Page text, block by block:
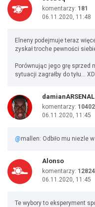
komentarzy: 181
06.11.2020, 11:48
Elneny podejmuje teraz
zyskał troche pewności
Porównując jego grę sprzed
sytuacji zagrałby do tyłu... XD
damianARSENAL
komentarzy: 10402
06.11.2020, 11:45
@mallen: Odbiło mu niezle
Alonso
komentarzy: 12824
06.11.2020, 11:45
Te wybory to eksperyment